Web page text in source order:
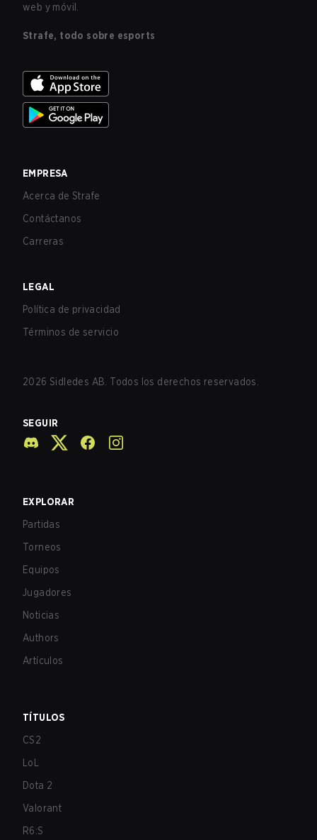
web y móvil.
Strafe, todo sobre esports
EMPRESA
Acerca de Strafe
Contáctanos
Carreras
LEGAL
Política de privacidad
Términos de servicio
2026 Sidledes AB. Todos los derechos reservados.
SEGUIR
EXPLORAR
Partidas
Torneos
Equipos
Jugadores
Noticias
Authors
Artículos
TÍTULOS
CS2
LoL
Dota 2
Valorant
R6:S